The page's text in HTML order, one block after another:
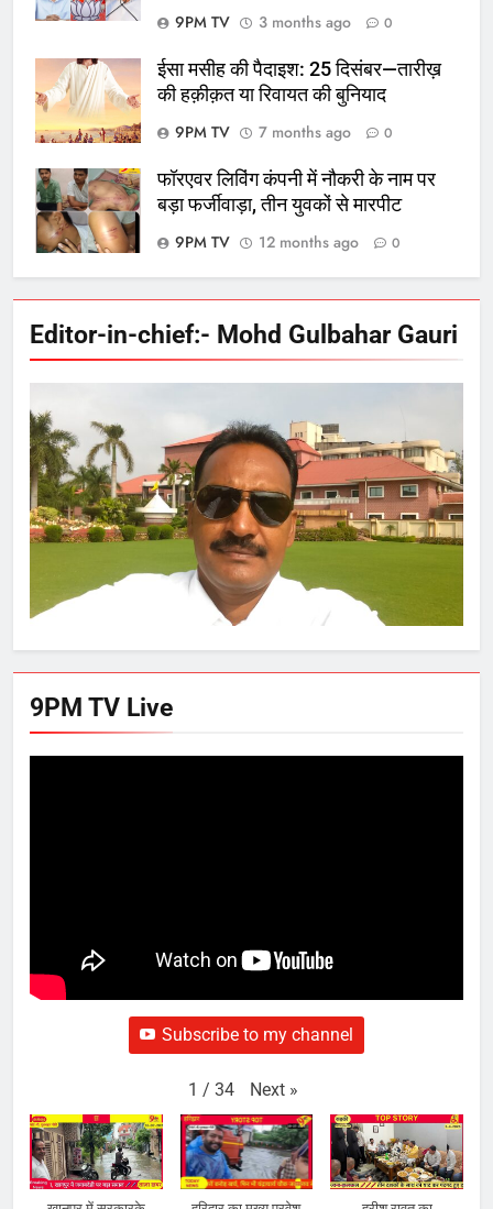
9PM TV
3 months ago 0
ईसा मसीह की पैदाइश: 25 दिसंबर—तारीख़
की हक़ीक़त या रिवायत की बुनियाद
9PM TV
7 months ago 0
फॉरएवर लिविंग कंपनी में नौकरी के नाम पर
बड़ा फर्जीवाड़ा, तीन युवकों से मारपीट
9PM TV
12 months ago 0
Editor-in-chief:- Mohd Gulbahar Gauri
9PM TV Live
Subscribe to my channel
1 / 34 Next »